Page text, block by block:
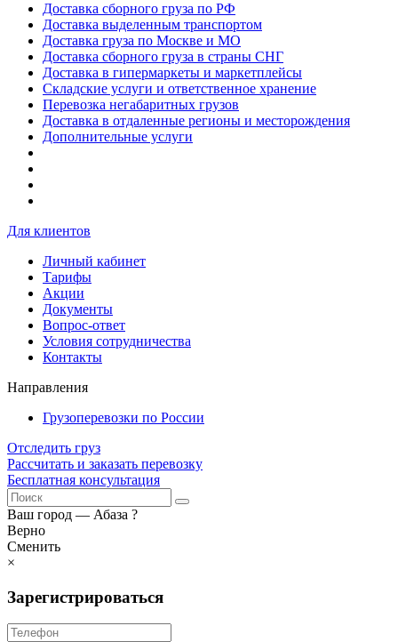
Доставка сборного груза по РФ
Доставка выделенным транспортом
Доставка груза по Москве и МО
Доставка сборного груза в страны СНГ
Доставка в гипермаркеты и маркетплейсы
Складские услуги и ответственное хранение
Перевозка негабаритных грузов
Доставка в отдаленные регионы и месторождения
Дополнительные услуги
Для клиентов
Личный кабинет
Тарифы
Акции
Документы
Вопрос-ответ
Условия сотрудничества
Контакты
Направления
Грузоперевозки по России
Отследить груз
Рассчитать и заказать перевозку
Бесплатная консультация
Ваш город — Абаза ?
Верно
Сменить
×
Зарегистрироваться